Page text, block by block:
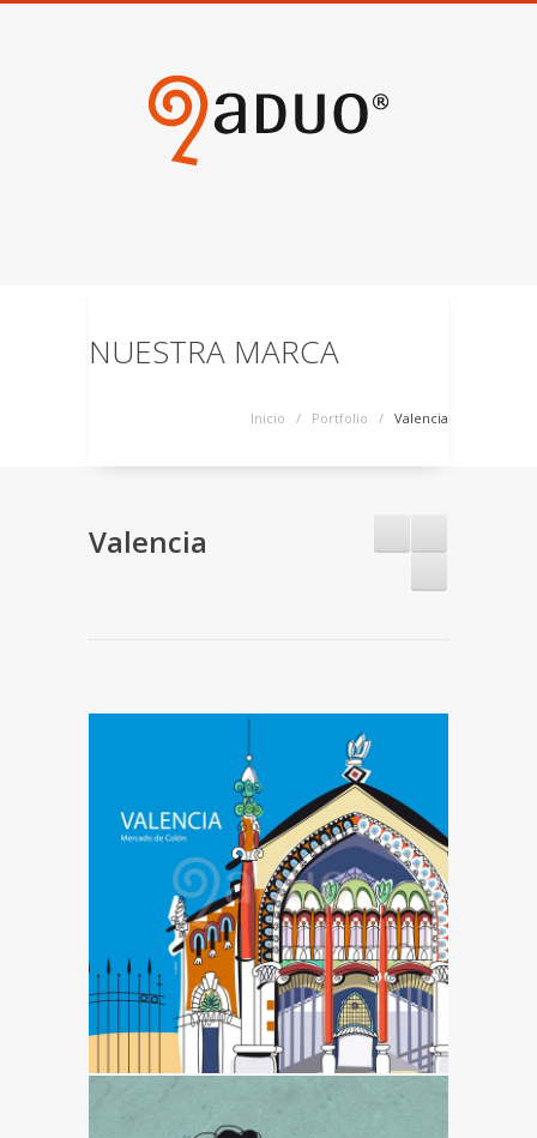
NUESTRA MARCA
Inicio / Portfolio / Valencia
Valencia